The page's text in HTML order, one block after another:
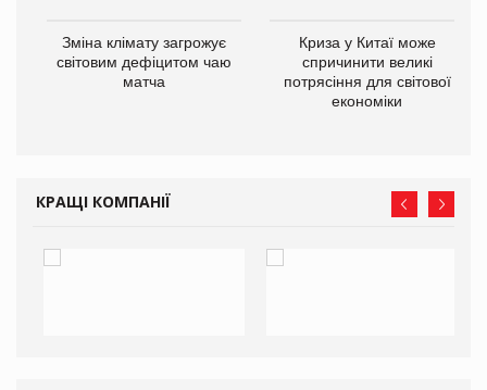
Зміна клімату загрожує
світовим дефіцитом чаю
матча
Криза у Китаї може
спричинити великі
потрясіння для світової
економіки
КРАЩІ КОМПАНІЇ